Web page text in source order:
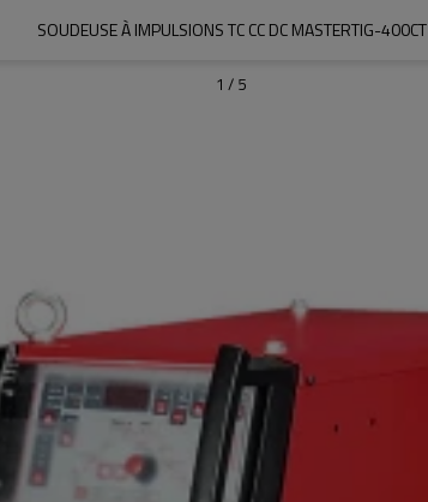
SOUDEUSE À IMPULSIONS TC CC DC MASTERTIG-400CT
1 / 5